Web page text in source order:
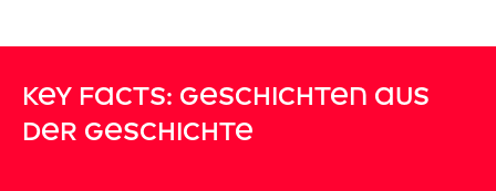
Key Facts: Geschichten aus
der Geschichte